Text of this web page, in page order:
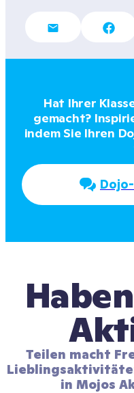
Hat Ihrer
gemacht?
indem Sie Ihren
Teilen macht
in Mojos